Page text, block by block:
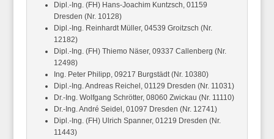
Dipl.-Ing. (FH) Hans-Joachim Kuntzsch,01159
Dresden (Nr. 10128)
Dipl.-Ing. Reinhardt Müller,04539 Groitzsch (Nr.
12182)
Dipl.-Ing. (FH) Thiemo Näser,09337 Callenberg (Nr.
12498)
Ing. Peter Philipp,09217 Burgstädt (Nr. 10380)
Dipl.-Ing. Andreas Reichel,01129 Dresden (Nr. 11031)
Dr.-Ing. Wolfgang Schrötter,08060 Zwickau (Nr. 11110)
Dr.-Ing. André Seidel,01097 Dresden (Nr. 12741)
Dipl.-Ing. (FH) Ulrich Spanner,01219 Dresden (Nr.
11443)